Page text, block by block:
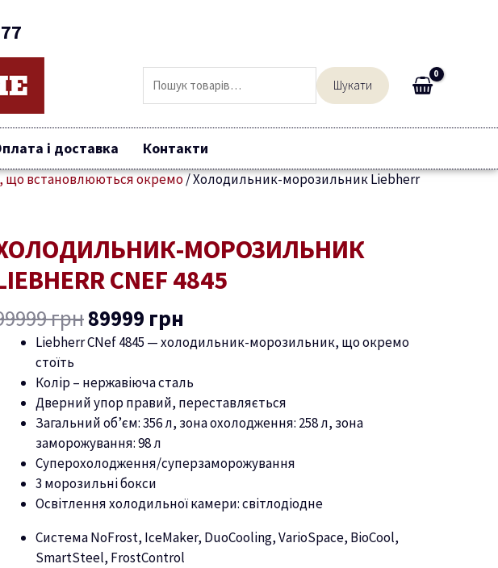
Шукати
і доставка Контакти
встановлюються окремо/Холодильник-морозильник Liebherr
МОРОЗИЛЬНИК
CNEF 4845
грн
Оригінальна
ціна:
99999 грн.
89999 грн
Поточна
ціна:
89999 грн.
Liebherr CNef 4845 — холодильник-морозильник, що окремо
стоїть
Колір – нержавіюча сталь
Дверний упор правий, переставляється
Загальний об’єм: 356 л, зона охолодження: 258 л, зона
заморожування: 98 л
Суперохолодження/суперзаморожування
3 морозильні бокси
Освітлення холодильної камери:світлодіодне
Система NoFrost, IceMaker, DuoCooling, VarioSpace, BioCool,
SmartSteel, FrostControl
Liebherr
кількість